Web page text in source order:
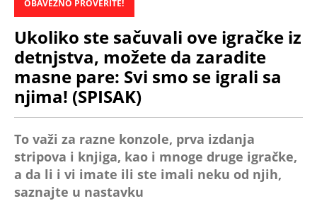
OBAVEZNO PROVERITE!
Ukoliko ste sačuvali ove igračke iz
detnjstva, možete da zaradite
masne pare: Svi smo se igrali sa
njima! (SPISAK)
To važi za razne konzole, prva izdanja
stripova i knjiga, kao i mnoge druge igračke,
a da li i vi imate ili ste imali neku od njih,
saznajte u nastavku